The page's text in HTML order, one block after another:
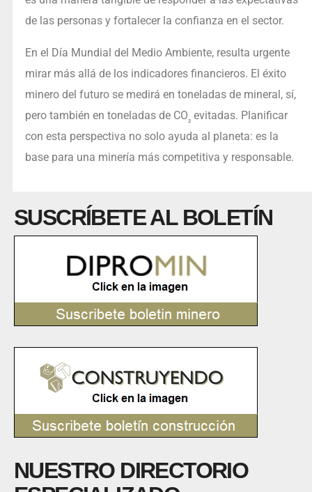
de las personas y fortalecer la confianza en el sector.
En el Día Mundial del Medio Ambiente, resulta urgente
mirar más allá de los indicadores financieros. El éxito
minero del futuro se medirá en toneladas de mineral, sí,
pero también en toneladas de CO₂ evitadas. Planificar
con esta perspectiva no solo ayuda al planeta: es la
base para una minería más competitiva y responsable.
SUSCRÍBETE AL BOLETÍN
NUESTRO DIRECTORIO